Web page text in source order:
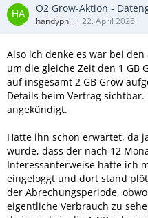
O2 Grow-Aktion -
handyphil 22. April 2026
Also ich denke es war bei
um die gleiche Zeit den 1 GB
auf insgesamt 2 GB Grow
Details beim Vertrag sichtbar.
angekündigt.
Hatte ihn schon erwartet, da
wurde, dass der nach 12
Interessanterweise hatte ich
eingeloggt und dort stand
der Abrechungsperiode,
eigentliche Verbrauch zu